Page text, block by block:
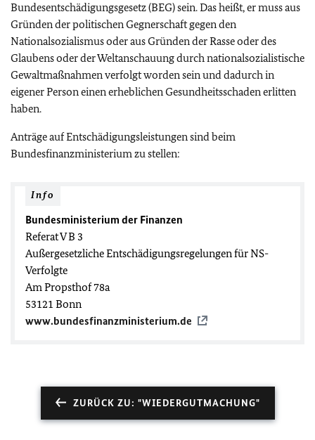
Bundesentschädigungsgesetz (BEG) sein. Das heißt, er muss aus
Gründen der politischen Gegnerschaft gegen den
Nationalsozialismus oder aus Gründen der Rasse oder des
Glaubens oder der Weltanschauung durch nationalsozialistische
Gewaltmaßnahmen verfolgt worden sein und dadurch in
eigener Person einen erheblichen Gesundheitsschaden erlitten
haben.
Anträge auf Entschädigungsleistungen sind beim
Bundesfinanzministerium zu stellen:
Info
Bundesministerium der Finanzen
Referat V B 3
Außergesetzliche Entschädigungsregelungen für NS-
Verfolgte
Am Propsthof 78a
53121 Bonn
www.bundesfinanzministerium.de
ZURÜCK ZU: "WIEDERGUTMACHUNG"